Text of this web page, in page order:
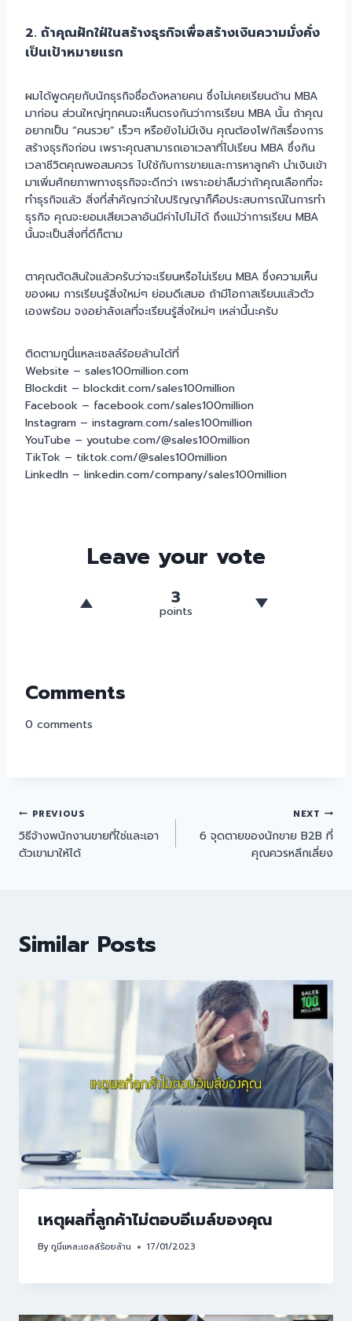
2. ถ้าคุณฝักใฝ่ในสร้างธุรกิจเพื่อสร้างเงินความมั่งคั่ง
เป็นเป้าหมายแรก
ผมได้พูดคุยกับนักธุรกิจชื่อดังหลายคน ซึ่งไม่เคยเรียนด้าน MBA
มาก่อน ส่วนใหญ่ทุกคนจะเห็นตรงกันว่าการเรียน MBA นั้น ถ้าคุณ
อยากเป็น “คนรวย” เร็วๆ หรือยังไม่มีเงิน คุณต้องโฟกัสเรื่องการ
สร้างธุรกิจก่อน เพราะคุณสามารถเอาเวลาที่ไปเรียน MBA ซึ่งกิน
เวลาชีวิตคุณพอสมควร ไปใช้กับการขายและการหาลูกค้า นำเงินเข้า
มาเพิ่มศักยภาพทางธุรกิจจะดีกว่า เพราะอย่าลืมว่าถ้าคุณเลือกที่จะ
ทำธุรกิจแล้ว สิ่งที่สำคัญกว่าใบปริญญาก็คือประสบการณ์ในการทำ
ธุรกิจ คุณจะยอมเสียเวลาอันมีค่าไปไม่ได้ ถึงแม้ว่าการเรียน MBA
นั้นจะเป็นสิ่งที่ดีก็ตาม
ตาคุณตัดสินใจแล้วครับว่าจะเรียนหรือไม่เรียน MBA ซึ่งความเห็น
ของผม การเรียนรู้สิ่งใหม่ๆ ย่อมดีเสมอ ถ้ามีโอกาสเรียนแล้วตัว
เองพร้อม จงอย่าลังเลที่จะเรียนรู้สิ่งใหม่ๆ เหล่านี้นะครับ
ติดตามกูนี่แหละเซลล์ร้อยล้านได้ที่
Website – sales100million.com
Blockdit – blockdit.com/sales100million
Facebook – facebook.com/sales100million
Instagram – instagram.com/sales100million
YouTube – youtube.com/@sales100million
TikTok – tiktok.com/@sales100million
LinkedIn – linkedin.com/company/sales100million
Leave your vote
3
points
Comments
0 comments
PREVIOUS
วิธีจ้างพนักงานขายที่ใช่และเอา
ตัวเขามาให้ได้
NEXT
6 จุดตายของนักขาย B2B ที่
คุณควรหลีกเลี่ยง
Similar Posts
เหตุผลที่ลูกค้าไม่ตอบอีเมล์ของคุณ
Byกูนี่แหละเซลล์ร้อยล้าน 17/01/2023